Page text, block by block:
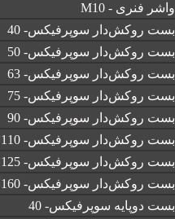
واشر فنری - M10
بست روکش‌دار سوپرفیکس- 40
بست روکش‌دار سوپرفیکس- 50
بست روکش‌دار سوپرفیکس- 63
بست روکش‌دار سوپرفیکس- 75
بست روکش‌دار سوپرفیکس- 90
بست روکش‌دار سوپرفیکس- 110
بست روکش‌دار سوپرفیکس- 125
بست روکش‌دار سوپرفیکس- 160
بست دوپایه سوپرفیکس- 40